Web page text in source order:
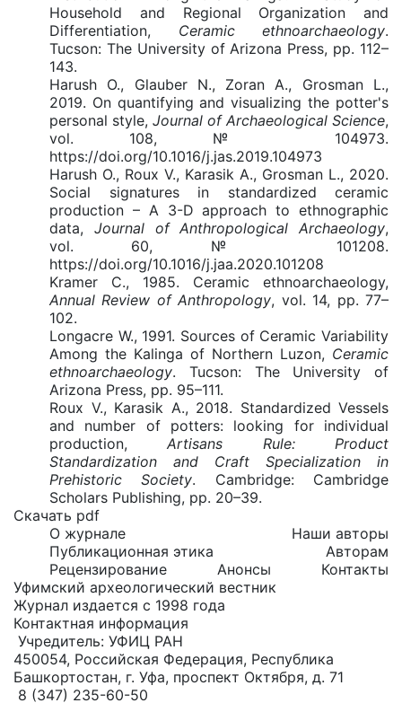
Household and Regional Organization and
Differentiation, Ceramic ethnoarchaeology.
Tucson: The University of Arizona Press, pp. 112–
143.
Harush O., Glauber N., Zoran A., Grosman L.,
2019. On quantifying and visualizing the potter's
personal style, Journal of Archaeological Science,
vol. 108, № 104973.
https://doi.org/10.1016/j.jas.2019.104973
Harush O., Roux V., Karasik A., Grosman L., 2020.
Social signatures in standardized ceramic
production – A 3-D approach to ethnographic
data, Journal of Anthropological Archaeology,
vol. 60, № 101208.
https://doi.org/10.1016/j.jaa.2020.101208
Kramer C., 1985. Ceramic ethnoarchaeology,
Annual Review of Anthropology, vol. 14, pp. 77–
102.
Longacre W., 1991. Sources of Ceramic Variability
Among the Kalinga of Northern Luzon, Ceramic
ethnoarchaeology. Tucson: The University of
Arizona Press, pp. 95–111.
Roux V., Karasik A., 2018. Standardized Vessels
and number of potters: looking for individual
production,Artisans Rule: Product
Standardization and Craft Specialization in
Prehistoric Society. Cambridge: Cambridge
Scholars Publishing, pp. 20–39.
Скачать pdf
О журнале
Наши авторы
Публикационная этика
Авторам
Рецензирование
Анонсы
Контакты
Уфимский археологический вестник
Журнал издается с 1998 года
Контактная информация
Учредитель: УФИЦ РАН
450054, Российская Федерация, Республика
Башкортостан, г. Уфа, проспект Октября, д. 71
8 (347) 235-60-50